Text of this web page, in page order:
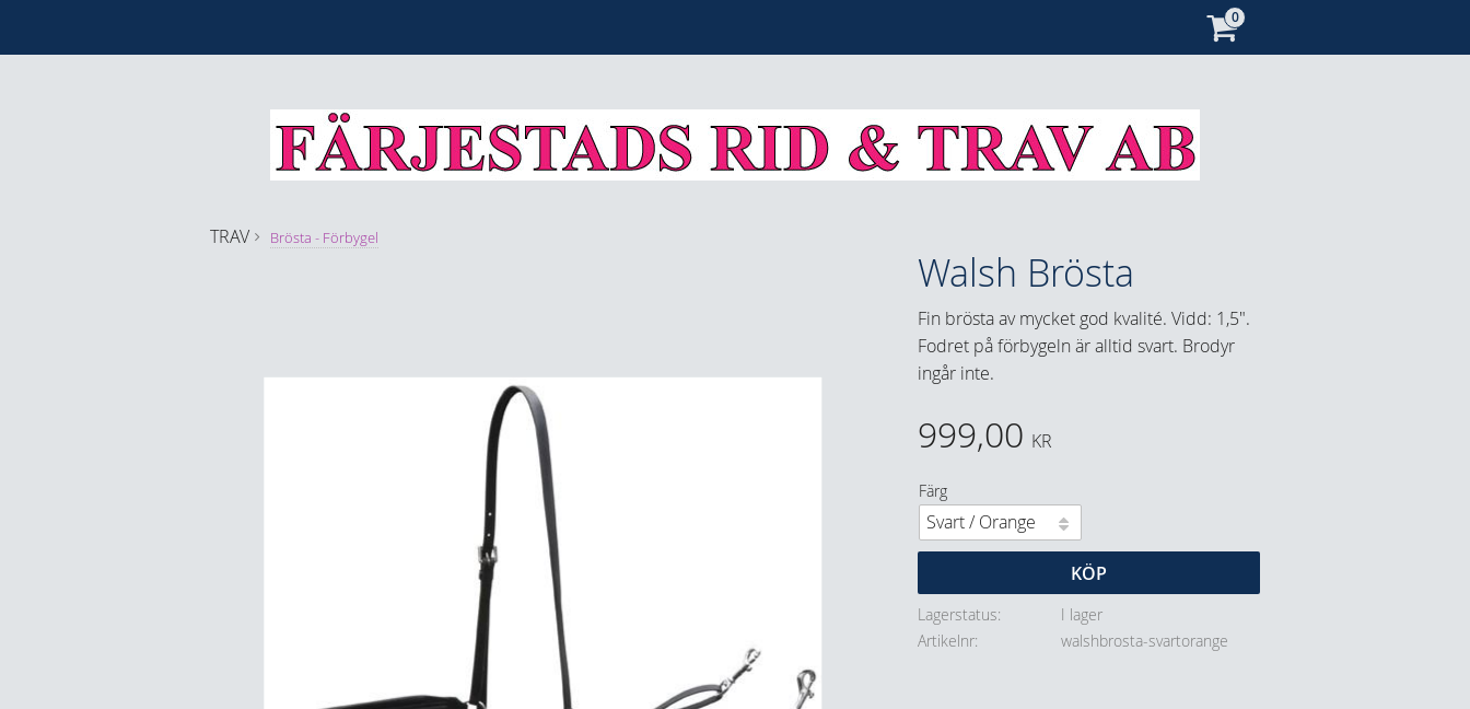
TRAV Brösta - Förbygel
Walsh Brösta
Fin brösta av mycket god kvalité. Vidd: 1,5".
Fodret på förbygeln är alltid svart. Brodyr
ingår inte.
999,00 KR
Färg
KÖP
Lagerstatus
I lager
Artikelnr
walshbrosta-svartorange